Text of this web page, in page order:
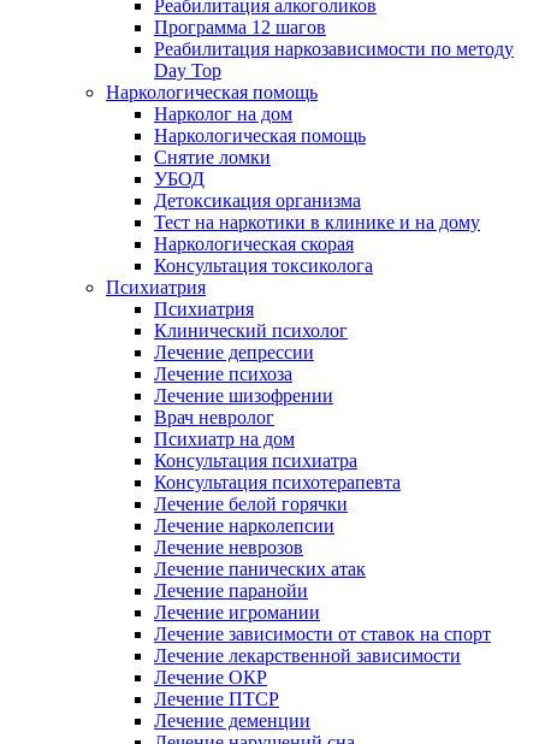
Реабилитация алкоголиков
Программа 12 шагов
Реабилитация наркозависимости по методу
Day Top
Наркологическая помощь
Нарколог на дом
Наркологическая помощь
Снятие ломки
УБОД
Детоксикация организма
Тест на наркотики в клинике и на дому
Наркологическая скорая
Консультация токсиколога
Психиатрия
Психиатрия
Клинический психолог
Лечение депрессии
Лечение психоза
Лечение шизофрении
Врач невролог
Психиатр на дом
Консультация психиатра
Консультация психотерапевта
Лечение белой горячки
Лечение нарколепсии
Лечение неврозов
Лечение панических атак
Лечение паранойи
Лечение игромании
Лечение зависимости от ставок на спорт
Лечение лекарственной зависимости
Лечение ОКР
Лечение ПТСР
Лечение деменции